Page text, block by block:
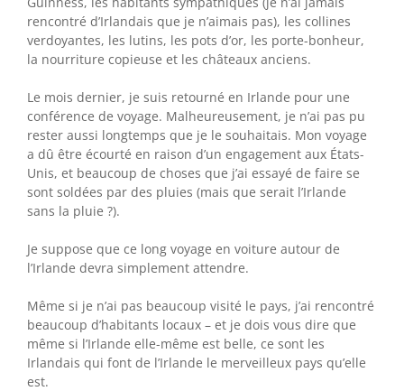
rencontré d’Irlandais que je n’aimais pas), les collines
verdoyantes, les lutins, les pots d’or, les porte-bonheur,
la nourriture copieuse et les châteaux anciens.
Le mois dernier, je suis retourné en Irlande pour une
conférence de voyage. Malheureusement, je n’ai pas pu
rester aussi longtemps que je le souhaitais. Mon voyage
a dû être écourté en raison d’un engagement aux États-
Unis, et beaucoup de choses que j’ai essayé de faire se
sont soldées par des pluies (mais que serait l’Irlande
sans la pluie ?).
Je suppose que ce long voyage en voiture autour de
l’Irlande devra simplement attendre.
Même si je n’ai pas beaucoup visité le pays, j’ai rencontré
beaucoup d’habitants locaux – et je dois vous dire que
même si l’Irlande elle-même est belle, ce sont les
Irlandais qui font de l’Irlande le merveilleux pays qu’elle
est.